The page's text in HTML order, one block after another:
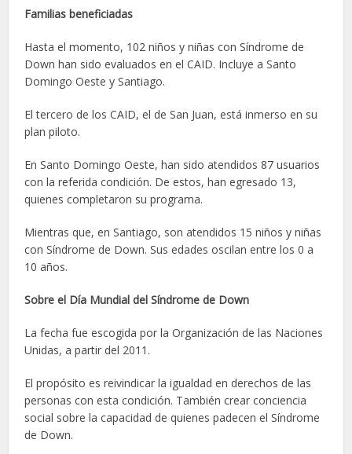
Familias beneficiadas
Hasta el momento, 102 niños y niñas con Síndrome de
Down han sido evaluados en el CAID. Incluye a Santo
Domingo Oeste y Santiago.
El tercero de los CAID, el de San Juan, está inmerso en su
plan piloto.
En Santo Domingo Oeste, han sido atendidos 87 usuarios
con la referida condición. De estos, han egresado 13,
quienes completaron su programa.
Mientras que, en Santiago, son atendidos 15 niños y niñas
con Síndrome de Down. Sus edades oscilan entre los 0 a
10 años.
Sobre el Día Mundial del Síndrome de Down
La fecha fue escogida por la Organización de las Naciones
Unidas, a partir del 2011.
El propósito es reivindicar la igualdad en derechos de las
personas con esta condición. También crear conciencia
social sobre la capacidad de quienes padecen el Síndrome
de Down.